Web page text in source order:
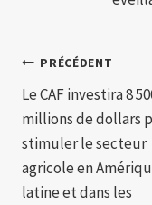
Navigation
de
l’article
PRÉCÉDENT
Le CAF investira 8
millions de dollars
stimuler le secteur
agricole en
latine et dans les